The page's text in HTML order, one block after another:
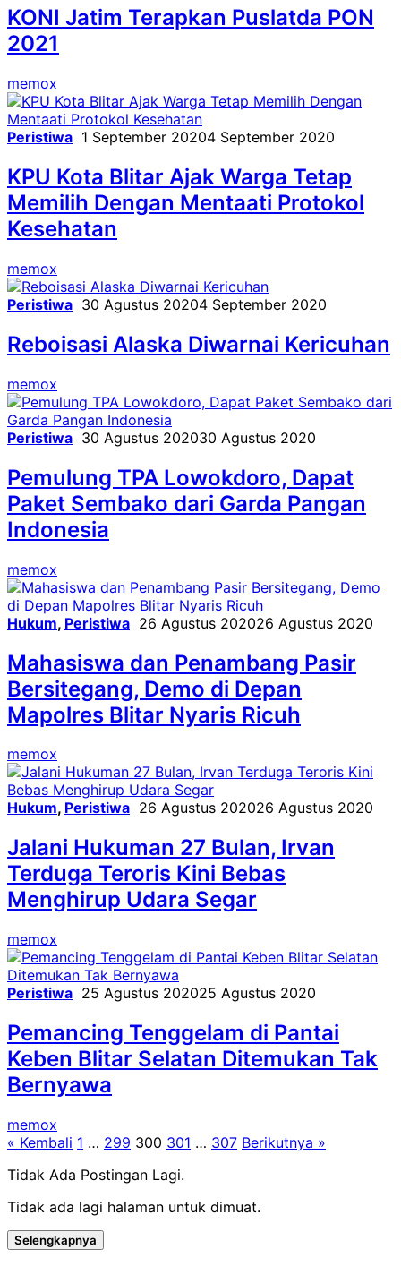
KONI Jatim Terapkan Puslatda PON
2021
memox
Peristiwa 1 September 20204 September 2020
KPU Kota Blitar Ajak Warga Tetap
Memilih Dengan Mentaati Protokol
Kesehatan
memox
Peristiwa 30 Agustus 20204 September 2020
Reboisasi Alaska Diwarnai Kericuhan
memox
Peristiwa 30 Agustus 202030 Agustus 2020
Pemulung TPA Lowokdoro, Dapat
Paket Sembako dari Garda Pangan
Indonesia
memox
Hukum, Peristiwa 26 Agustus 202026 Agustus 2020
Mahasiswa dan Penambang Pasir
Bersitegang, Demo di Depan
Mapolres Blitar Nyaris Ricuh
memox
Hukum, Peristiwa 26 Agustus 202026 Agustus 2020
Jalani Hukuman 27 Bulan, Irvan
Terduga Teroris Kini Bebas
Menghirup Udara Segar
memox
Peristiwa 25 Agustus 202025 Agustus 2020
Pemancing Tenggelam di Pantai
Keben Blitar Selatan Ditemukan Tak
Bernyawa
memox
Paginasi
pos
« Kembali 1 … 299 300 301 … 307 Berikutnya »
Tidak Ada Postingan Lagi.
Tidak ada lagi halaman untuk dimuat.
Selengkapnya